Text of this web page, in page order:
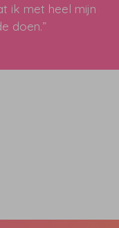
ik met heel mijn
doen.”